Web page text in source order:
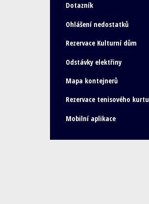
Dotazník
Ohlášení nedostatků
Rezervace Kulturní dům
Odstávky elektřiny
Mapa kontejnerů
Rezervace tenisového kurtu
Mobilní aplikace